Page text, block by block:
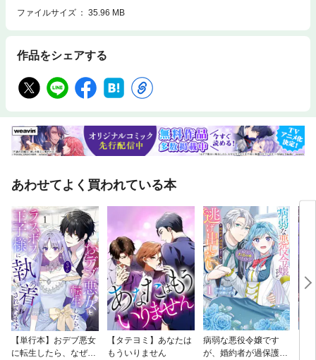
ファイルサイズ
35.96 MB
作品をシェアする
あわせてよく買われている本
【単行本】おデブ悪女
に転生したら、なぜか
【タテヨミ】あなたは
もういりません
病弱な悪役令嬢です
が、婚約者が過保護す